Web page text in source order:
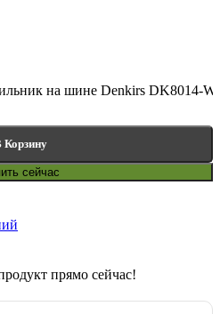
на шине Denkirs DK8014-
Корзину
сейчас
прямо сейчас!